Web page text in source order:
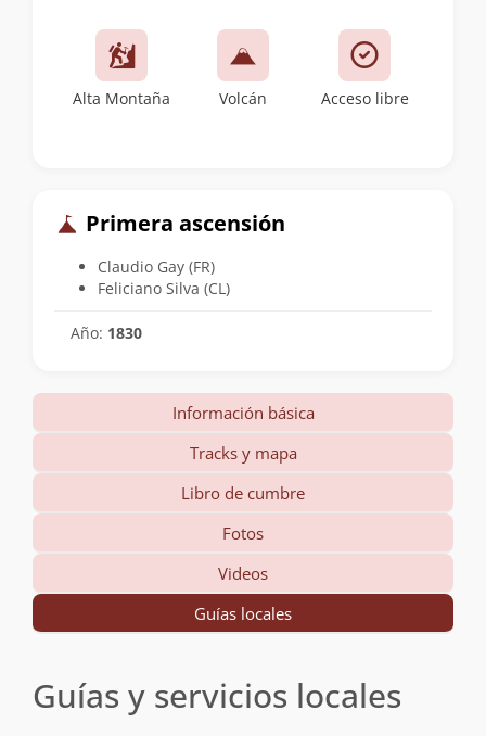
Alta Montaña Volcán Acceso libre
Primera ascensión
Claudio Gay (FR)
Feliciano Silva (CL)
Año: 1830
Información básica
Tracks y mapa
Libro de cumbre
Fotos
Videos
Guías locales
Guías y servicios locales